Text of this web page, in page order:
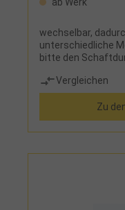
wechselbar,
unterschiedliche
bitte den
Vergleichen
Zu